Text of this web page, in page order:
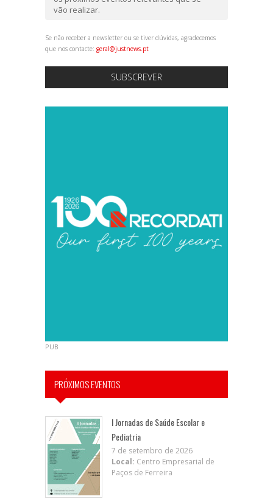
vão realizar.
Se não receber a newsletter ou se tiver dúvidas, agradecemos
que nos contacte: geral@justnews.pt
SUBSCREVER
PUB
PRÓXIMOS EVENTOS
I Jornadas de Saúde Escolar e
Pediatria
7 de setembro de 2026
Local: Centro Empresarial de
Paços de Ferreira